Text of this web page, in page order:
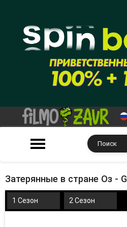
Затерянные в стране Оз -
1 Сезон 2 Сезон